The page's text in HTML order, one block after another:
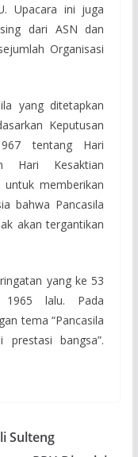
Upacara ini juga
dari ASN dan
Organisasi
yang ditetapkan
Keputusan
tentang Hari
Hari Kesaktian
untuk memberikan
bahwa Pancasila
akan tergantikan
yang ke 53
1965 lalu. Pada
tema “Pancasila
prestasi bangsa”.
Sulteng